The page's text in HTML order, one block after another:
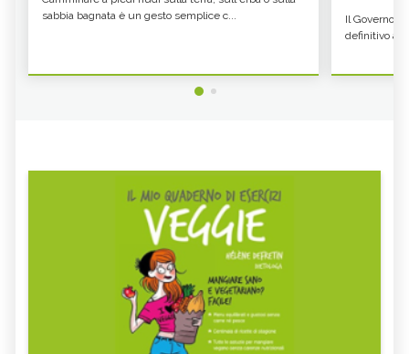
sabbia bagnata è un gesto semplice c...
Il Governo
definitivo